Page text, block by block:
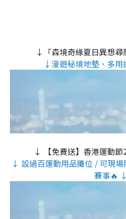
↓「森境奇緣夏日異想
↓漫遊秘境地墊、多
↓ 【免費送】香港運動
↓ 設過百運動用品攤位 / 可現
賽事🔥 ↓